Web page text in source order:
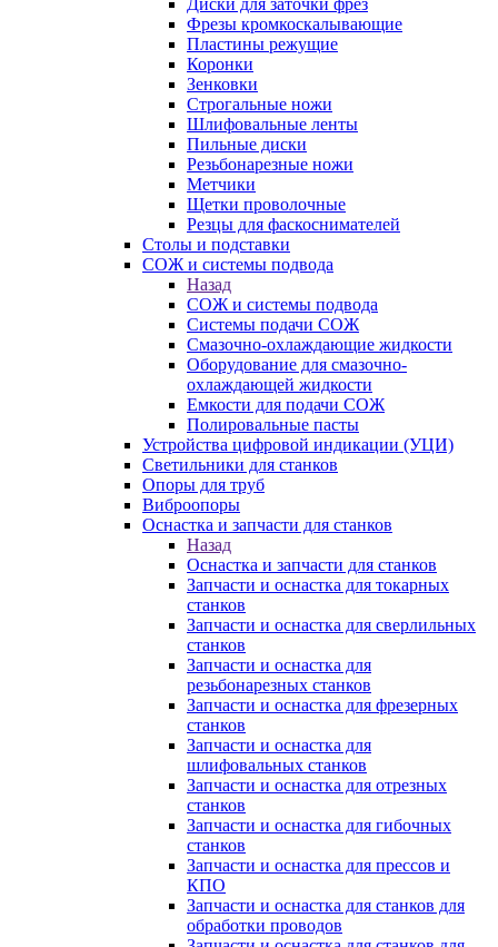
Диски для заточки фрез
Фрезы кромкоскалывающие
Пластины режущие
Коронки
Зенковки
Строгальные ножи
Шлифовальные ленты
Пильные диски
Резьбонарезные ножи
Метчики
Щетки проволочные
Резцы для фаскоснимателей
Столы и подставки
СОЖ и системы подвода
Назад
СОЖ и системы подвода
Системы подачи СОЖ
Смазочно-охлаждающие жидкости
Оборудование для смазочно-
охлаждающей жидкости
Емкости для подачи СОЖ
Полировальные пасты
Устройства цифровой индикации (УЦИ)
Светильники для станков
Опоры для труб
Виброопоры
Оснастка и запчасти для станков
Назад
Оснастка и запчасти для станков
Запчасти и оснастка для токарных
станков
Запчасти и оснастка для сверлильных
станков
Запчасти и оснастка для
резьбонарезных станков
Запчасти и оснастка для фрезерных
станков
Запчасти и оснастка для
шлифовальных станков
Запчасти и оснастка для отрезных
станков
Запчасти и оснастка для гибочных
станков
Запчасти и оснастка для прессов и
КПО
Запчасти и оснастка для станков для
обработки проводов